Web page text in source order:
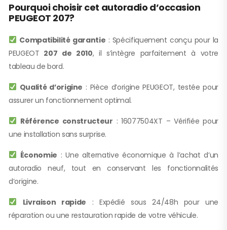
Pourquoi choisir cet autoradio d’occasion
PEUGEOT 207?
Compatibilité garantie : Spécifiquement conçu pour la
PEUGEOT 207 de 2010, il s’intègre parfaitement à votre
tableau de bord.
Qualité d’origine : Pièce d’origine PEUGEOT, testée pour
assurer un fonctionnement optimal.
Référence constructeur : 16077504XT – Vérifiée pour
une installation sans surprise.
Économie : Une alternative économique à l’achat d’un
autoradio neuf, tout en conservant les fonctionnalités
d’origine.
Livraison rapide : Expédié sous 24/48h pour une
réparation ou une restauration rapide de votre véhicule.